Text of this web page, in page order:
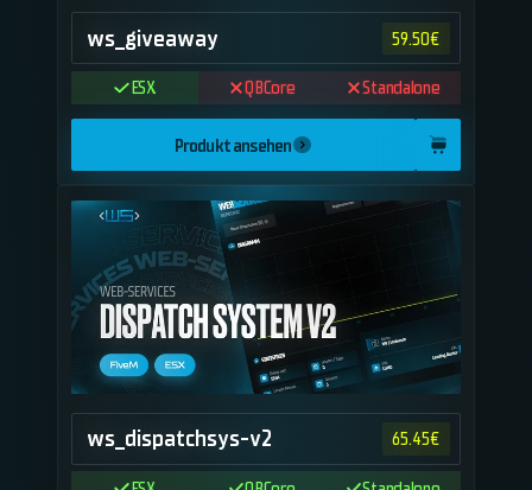
ws_giveaway 59.50€
ESX QBCore Standalone
Produkt ansehen
ws_dispatchsys-v2 65.45€